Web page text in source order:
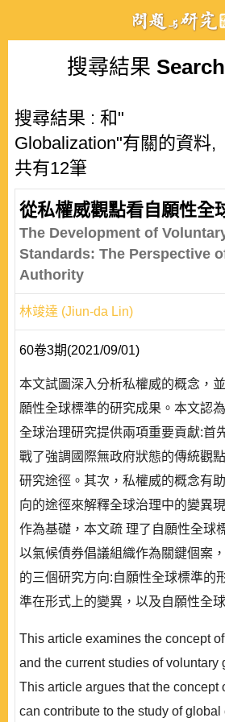
搜尋結果
搜尋結果 : 和"
Globalization"有關的資料,
共有12筆
從私權威觀點看自願性全
The Development of
Standards: The Perspective
Authority
林竣達 (Jiun-da Lin)
60卷3期(2021/09/01)
本文試圖深入分析私權威的概念，
願性全球標準的研究成果。本文認
全球治理研究提供兩項重要貢獻:首
戰了強調國際無政府狀態的傳統觀
研究途徑。其次，私權威的概念有
向的途徑來解釋全球治理中的變異
作為基礎，本文疏 理了自願性全球
以氣候債券倡議組織作為關鍵個案
的三個研究方向:自願性全球標準的
準在形式上的變異，以及自願性全
This article examines the concept
and the current studies of voluntary
This article argues that the concept
can contribute to the study of